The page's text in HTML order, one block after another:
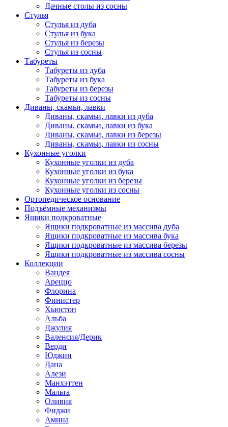
Дачные столы из сосны
Стулья
Стулья из дуба
Стулья из бука
Стулья из березы
Стулья из сосны
Табуреты
Табуреты из дуба
Табуреты из бука
Табуреты из березы
Табуреты из сосны
Диваны, скамьи, лавки
Диваны, скамьи, лавки из дуба
Диваны, скамьи, лавки из бука
Диваны, скамьи, лавки из березы
Диваны, скамьи, лавки из сосны
Кухонные уголки
Кухонные уголки из дуба
Кухонные уголки из бука
Кухонные уголки из березы
Кухонные уголки из сосны
Ортопедическое основание
Подъёмные механизмы
Ящики подкроватные
Ящики подкроватные из массива дуба
Ящики подкроватные из массива бука
Ящики подкроватные из массива березы
Ящики подкроватные из массива сосны
Коллекции
Вандея
Ареццо
Флорина
Финистер
Хьюстон
Альба
Джулия
Валенсия/Дерик
Верди
Юджин
Дана
Алези
Манхэттен
Мальта
Оливия
Фиджи
Амина